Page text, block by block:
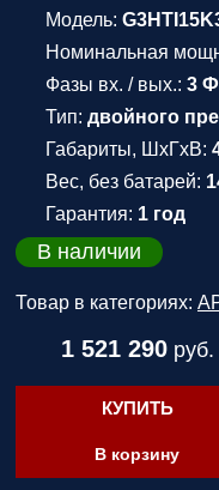
Модель:
Номинальная
Фазы вх. / вых.: 3
Тип: двойного
Габариты, ШхГхВ:
Вес, без батарей:
Гарантия: 1 год
В наличии
Товар в категориях:
1 521 290руб.
КУПИТЬ
В корзину